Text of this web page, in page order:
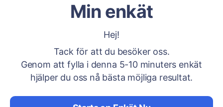
Min enkät
Hej!
Tack för att du besöker oss.
Genom att fylla i denna 5-10 minuters enkät
hjälper du oss nå bästa möjliga resultat.